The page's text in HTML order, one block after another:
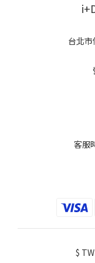
台北
客服
$